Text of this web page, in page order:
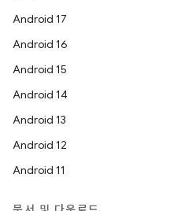
Android 17
Android 16
Android 15
Android 14
Android 13
Android 12
Android 11